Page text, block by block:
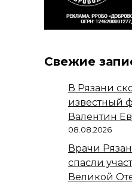
Свежие
В Рязани
известный
Валентин
08.08.2026
Врачи
спасли
Великой